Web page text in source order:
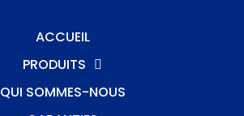
ACCUEIL
PRODUITS
QUI SOMMES-NOUS